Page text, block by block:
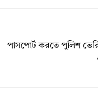
পাসপোর্ট করতে পুলিশ